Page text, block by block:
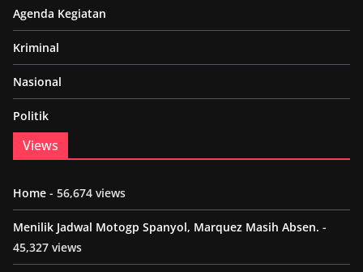
Agenda Kegiatan
Kriminal
Nasional
Politik
Views
Home - 56,674 views
Menilik Jadwal Motogp Spanyol, Marquez Masih Absen. -
45,327 views